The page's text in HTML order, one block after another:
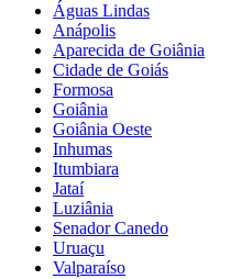
Águas Lindas
Anápolis
Aparecida de Goiânia
Cidade de Goiás
Formosa
Goiânia
Goiânia Oeste
Inhumas
Itumbiara
Jataí
Luziânia
Senador Canedo
Uruaçu
Valparaíso